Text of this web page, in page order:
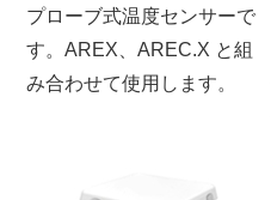
プローブ式温度センサーで
す。AREX、AREC.X と組
み合わせて使用します。